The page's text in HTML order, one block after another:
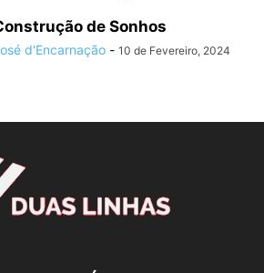
de Sonhos
d'Encarnação - 10 de Fevereiro, 2024